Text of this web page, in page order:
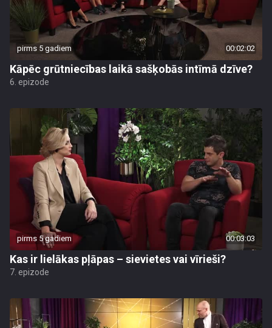
pirms 5 gadiem 00:02:02
Kāpēc grūtniecības laikā sašķobās intīmā dzīve?
6. epizode
pirms 5 gadiem 00:03:03
Kas ir lielākas pļāpas – sievietes vai vīrieši?
7. epizode